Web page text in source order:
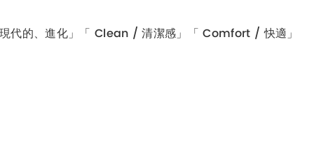
代的、進化」「 Clean / 清潔感」「 Comfort / 快適」